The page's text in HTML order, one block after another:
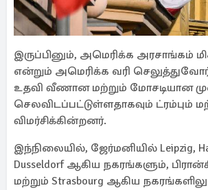
இருப்பினும், அமெரிக்க அரசாங்கம்
என்றும் அமெரிக்க வரி
உதவி வீணான மற்றும் மோசடியான
செலவிடப்பட்டுள்ளதாகவும் ட்ரம்பும்
விமர்சிக்கின்றனர்.
இந்நிலையில், ஜேர்மனியில் Leipzig,
Dusseldorf ஆகிய நகரங்களும்,
மற்றும் Strasbourg ஆகிய